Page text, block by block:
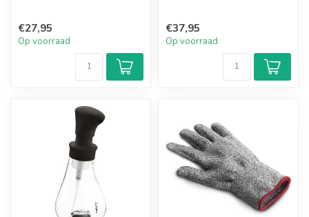
€27,95
Op voorraad
€37,95
Op voorraad